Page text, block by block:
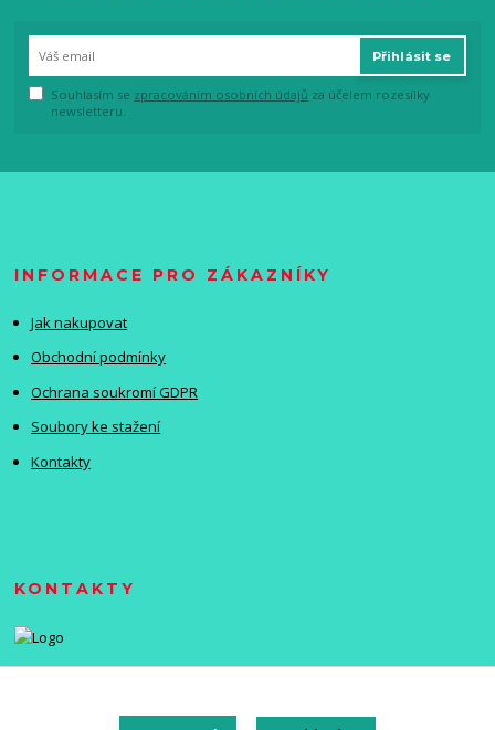
Přihlásit se
Souhlasím se zpracováním osobních údajů za účelem rozesílky
newsletteru.
INFORMACE PRO ZÁKAZNÍKY
Jak nakupovat
Obchodní podmínky
Ochrana soukromí GDPR
Soubory ke stažení
Kontakty
KONTAKTY